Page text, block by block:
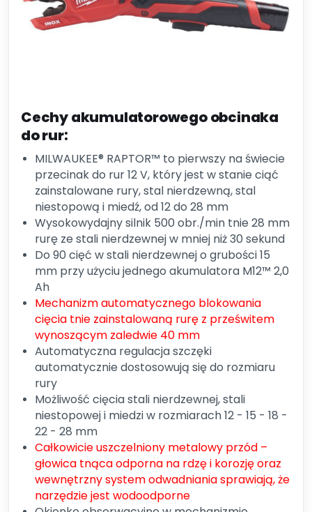
Cechy akumulatorowego obcinaka
do rur:
MILWAUKEE® RAPTOR™ to pierwszy na świecie
przecinak do rur 12 V, który jest w stanie ciąć
zainstalowane rury, stal nierdzewną, stal
niestopową i miedź, od 12 do 28 mm
Wysokowydajny silnik 500 obr./min tnie 28 mm
rurę ze stali nierdzewnej w mniej niż 30 sekund
Do 90 cięć w stali nierdzewnej o grubości 15
mm przy użyciu jednego akumulatora M12™ 2,0
Ah
Mechanizm automatycznego blokowania
cięcia tnie zainstalowaną rurę z prześwitem
wynoszącym zaledwie 40 mm
Automatyczna regulacja szczęki
automatycznie dostosowują się do rozmiaru
rury
Możliwość cięcia stali nierdzewnej, stali
niestopowej i miedzi w rozmiarach 12 - 15 - 18 -
22 - 28 mm
Całkowicie uszczelniony metalowy przód –
głowica tnąca odporna na rdzę i korozję oraz
wewnętrzny system odwadniania sprawiają, że
narzędzie jest wodoodporne